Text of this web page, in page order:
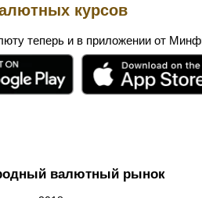
курсов
теперь и в приложении от
валютный рынок